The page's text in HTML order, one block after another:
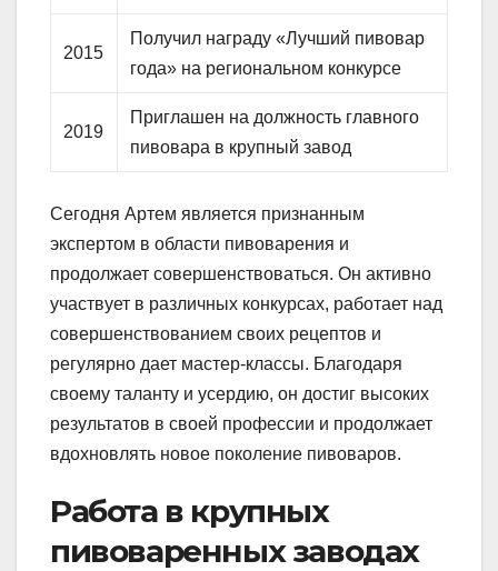
2015
Получил награду «Лучший пивовар
года» на региональном конкурсе
2019
Приглашен на должность главного
пивовара в крупный завод
Сегодня Артем является признанным
экспертом в области пивоварения и
продолжает совершенствоваться. Он активно
участвует в различных конкурсах, работает над
совершенствованием своих рецептов и
регулярно дает мастер-классы. Благодаря
своему таланту и усердию, он достиг высоких
результатов в своей профессии и продолжает
вдохновлять новое поколение пивоваров.
Работа в крупных
пивоваренных заводах